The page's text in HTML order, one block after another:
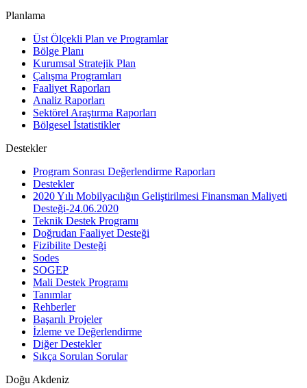
Planlama
Üst Ölçekli Plan ve Programlar
Bölge Planı
Kurumsal Stratejik Plan
Çalışma Programları
Faaliyet Raporları
Analiz Raporları
Sektörel Araştırma Raporları
Bölgesel İstatistikler
Destekler
Program Sonrası Değerlendirme Raporları
Destekler
2020 Yılı Mobilyacılığın Geliştirilmesi Finansman Maliyeti
Desteği-24.06.2020
Teknik Destek Programı
Doğrudan Faaliyet Desteği
Fizibilite Desteği
Sodes
SOGEP
Mali Destek Programı
Tanımlar
Rehberler
Başarılı Projeler
İzleme ve Değerlendirme
Diğer Destekler
Sıkça Sorulan Sorular
Doğu Akdeniz